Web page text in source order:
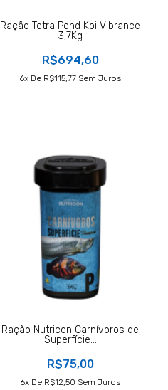
Ração Tetra Pond Koi Vibrance
3,7Kg
R$694,60
6X De R$115,77 Sem Juros
Ração Nutricon Carnívoros de
Superfície...
R$75,00
6X De R$12,50 Sem Juros